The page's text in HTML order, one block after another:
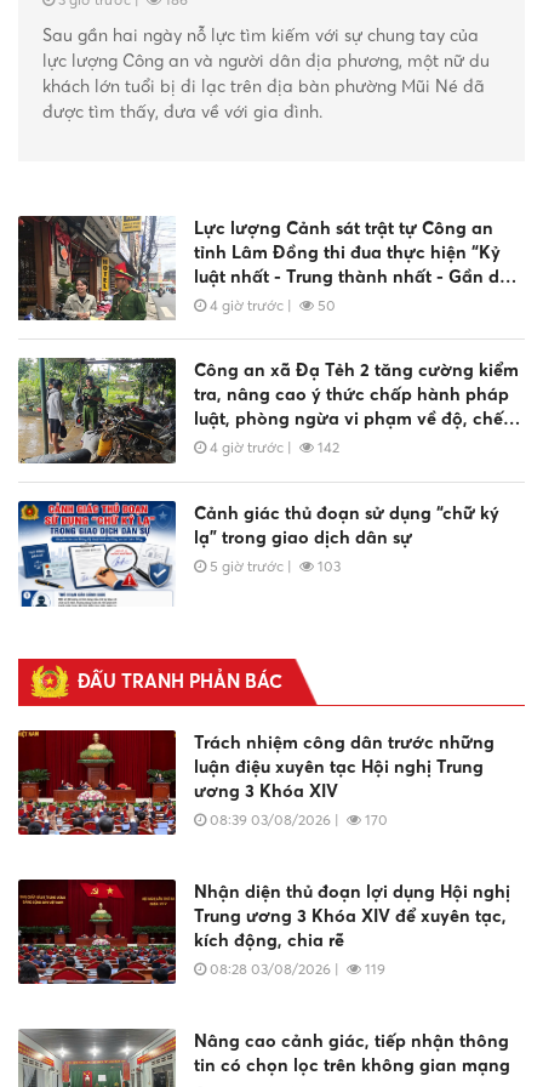
Sau gần hai ngày nỗ lực tìm kiếm với sự chung tay của
lực lượng Công an và người dân địa phương, một nữ du
khách lớn tuổi bị đi lạc trên địa bàn phường Mũi Né đã
được tìm thấy, đưa về với gia đình.
Lực lượng Cảnh sát trật tự Công an
tỉnh Lâm Đồng thi đua thực hiện “Kỷ
luật nhất - Trung thành nhất - Gần dân
nhất”
4 giờ trước | 50
Công an xã Đạ Tẻh 2 tăng cường kiểm
tra, nâng cao ý thức chấp hành pháp
luật, phòng ngừa vi phạm về độ, chế
phương tiện
4 giờ trước | 142
Cảnh giác thủ đoạn sử dụng “chữ ký
lạ” trong giao dịch dân sự
5 giờ trước | 103
Cùng xây dựng môi trường học đường
an toàn, không có hung khí
5 giờ trước| 43
Công an xã Đạ Tẻh 2 tăng cường tuyên
truyền, bảo đảm an toàn giao thông
ĐẤU TRANH PHẢN BÁC
Trách nhiệm công dân trước những
luận điệu xuyên tạc Hội nghị Trung
ương 3 Khóa XIV
08:39 03/08/2026 | 170
Nhận diện thủ đoạn lợi dụng Hội nghị
Trung ương 3 Khóa XIV để xuyên tạc,
kích động, chia rẽ
08:28 03/08/2026 | 119
Nâng cao cảnh giác, tiếp nhận thông
tin có chọn lọc trên không gian mạng